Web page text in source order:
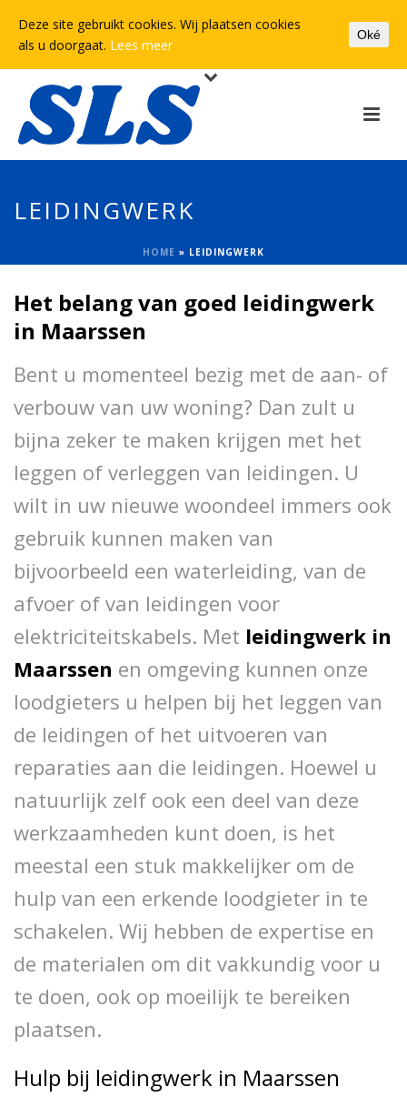
LEIDINGWERK
HOME » LEIDINGWERK
Het belang van goed leidingwerk
in Maarssen
Bent u momenteel bezig met de aan- of
verbouw van uw woning? Dan zult u
bijna zeker te maken krijgen met het
leggen of verleggen van leidingen. U
wilt in uw nieuwe woondeel immers ook
gebruik kunnen maken van
bijvoorbeeld een waterleiding, van de
afvoer of van leidingen voor
elektriciteitskabels. Met leidingwerk in
Maarssen en omgeving kunnen onze
loodgieters u helpen bij het leggen van
de leidingen of het uitvoeren van
reparaties aan die leidingen. Hoewel u
natuurlijk zelf ook een deel van deze
werkzaamheden kunt doen, is het
meestal een stuk makkelijker om de
hulp van een erkende loodgieter in te
schakelen. Wij hebben de expertise en
de materialen om dit vakkundig voor u
te doen, ook op moeilijk te bereiken
plaatsen.
Hulp bij leidingwerk in Maarssen
Deze site gebruikt cookies. Wij plaatsen cookies
als u doorgaat. Lees meer
Oké